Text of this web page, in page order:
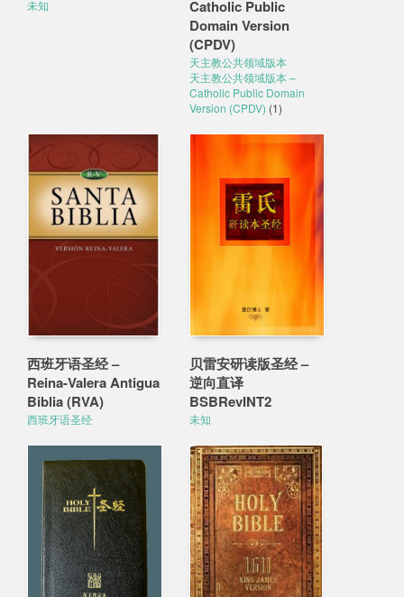
未知
Catholic Public
Domain Version
(CPDV)
天主教公共领域版本
天主教公共领域版本 –
Catholic Public Domain
Version (CPDV) (1)
西班牙语圣经 –
Reina-Valera Antigua
Biblia (RVA)
西班牙语圣经
贝雷安研读版圣经 –
逆向直译
BSBRevINT2
未知